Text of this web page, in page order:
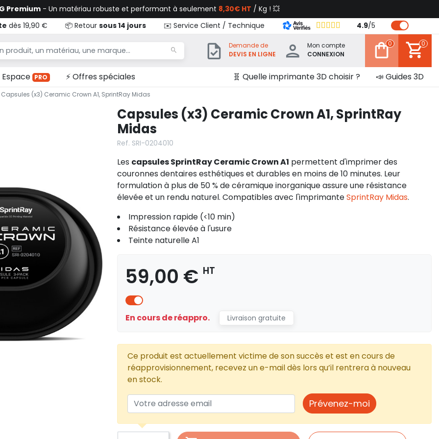
Premium - Un matériau robuste et performant à seulement 8,30€ HT / Kg ! 💥
dès 19,90 € 📦 Retour sous 14 jours ✉️ Service Client / Technique 4.9/5
Demande de
DEVIS EN LIGNE
Mon compte
CONNEXION
0 0
Espace PRO ⚡ Offres spéciales 🧬 Quelle imprimante 3D choisir ? 📣 Guides 3D
Capsules (x3) Ceramic Crown A1, SprintRay Midas
Capsules (x3) Ceramic Crown A1, SprintRay
Midas
Ref. SRI-0204010
Les capsules SprintRay Ceramic Crown A1 permettent d'imprimer des
couronnes dentaires esthétiques et durables en moins de 10 minutes. Leur
formulation à plus de 50 % de céramique inorganique assure une résistance
élevée et un rendu naturel. Compatibles avec l'imprimanteSprintRay Midas.
Impression rapide (<10 min)
Résistance élevée à l'usure
Teinte naturelle A1
59,00 € HT
En cours de réappro. Livraison gratuite
Ce produit est actuellement victime de son succès et est en cours de
réapprovisionnement, recevez un e-mail dès lors qu’il rentrera à nouveau
en stock.
Prévenez-moi